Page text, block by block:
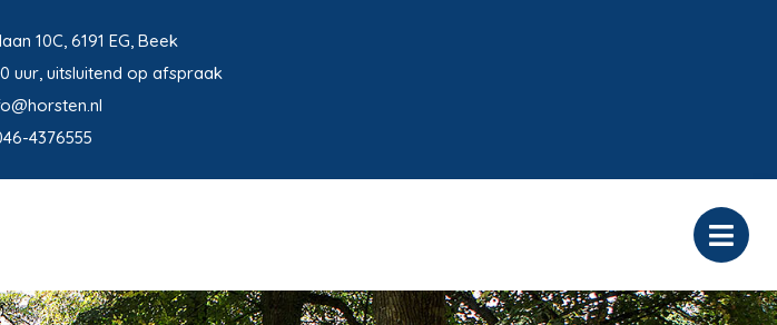
10C, 6191 EG, Beek
uur, uitsluitend op afspraak
4376555